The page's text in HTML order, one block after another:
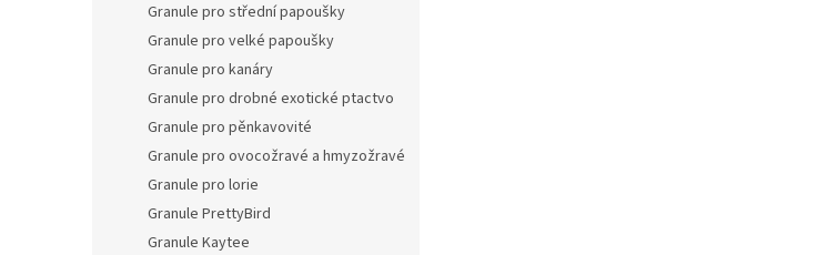
Granule pro střední papoušky
Granule pro velké papoušky
Granule pro kanáry
Granule pro drobné exotické ptactvo
Granule pro pěnkavovité
Granule pro ovocožravé a hmyzožravé
Granule pro lorie
Granule PrettyBird
Granule Kaytee